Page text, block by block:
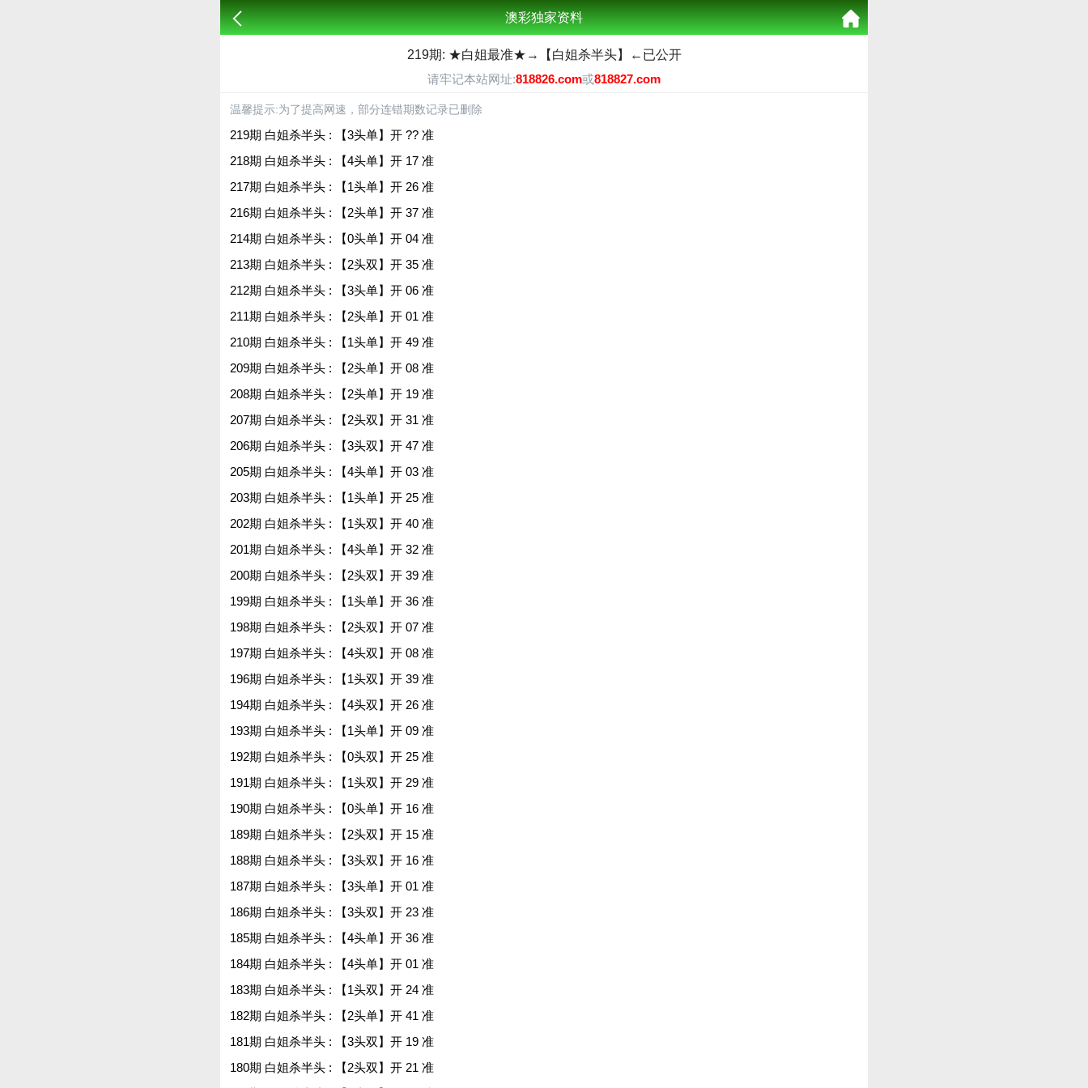
澳彩独家资料
219期: ★白姐最准★→【白姐杀半头】←已公开
请牢记本站网址:818826.com或818827.com
温馨提示:为了提高网速，部分连错期数记录已删除
219期 白姐杀半头 : 【3头单】开 ?? 准
218期 白姐杀半头 : 【4头单】开 17 准
217期 白姐杀半头 : 【1头单】开 26 准
216期 白姐杀半头 : 【2头单】开 37 准
214期 白姐杀半头 : 【0头单】开 04 准
213期 白姐杀半头 : 【2头双】开 35 准
212期 白姐杀半头 : 【3头单】开 06 准
211期 白姐杀半头 : 【2头单】开 01 准
210期 白姐杀半头 : 【1头单】开 49 准
209期 白姐杀半头 : 【2头单】开 08 准
208期 白姐杀半头 : 【2头单】开 19 准
207期 白姐杀半头 : 【2头双】开 31 准
206期 白姐杀半头 : 【3头双】开 47 准
205期 白姐杀半头 : 【4头单】开 03 准
203期 白姐杀半头 : 【1头单】开 25 准
202期 白姐杀半头 : 【1头双】开 40 准
201期 白姐杀半头 : 【4头单】开 32 准
200期 白姐杀半头 : 【2头双】开 39 准
199期 白姐杀半头 : 【1头单】开 36 准
198期 白姐杀半头 : 【2头双】开 07 准
197期 白姐杀半头 : 【4头双】开 08 准
196期 白姐杀半头 : 【1头双】开 39 准
194期 白姐杀半头 : 【4头双】开 26 准
193期 白姐杀半头 : 【1头单】开 09 准
192期 白姐杀半头 : 【0头双】开 25 准
191期 白姐杀半头 : 【1头双】开 29 准
190期 白姐杀半头 : 【0头单】开 16 准
189期 白姐杀半头 : 【2头双】开 15 准
188期 白姐杀半头 : 【3头双】开 16 准
187期 白姐杀半头 : 【3头单】开 01 准
186期 白姐杀半头 : 【3头双】开 23 准
185期 白姐杀半头 : 【4头单】开 36 准
184期 白姐杀半头 : 【4头单】开 01 准
183期 白姐杀半头 : 【1头双】开 24 准
182期 白姐杀半头 : 【2头单】开 41 准
181期 白姐杀半头 : 【3头双】开 19 准
180期 白姐杀半头 : 【2头双】开 21 准